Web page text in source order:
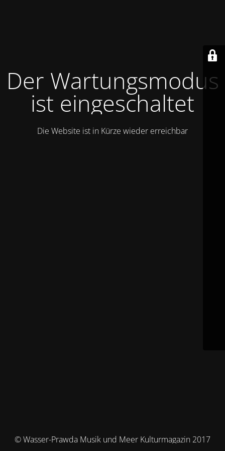
Der Wartungsmodus
ist eingeschaltet
Die Website ist in Kürze wieder erreichbar
© Wasser-Prawda Musik und Meer Kulturmagazin 2017